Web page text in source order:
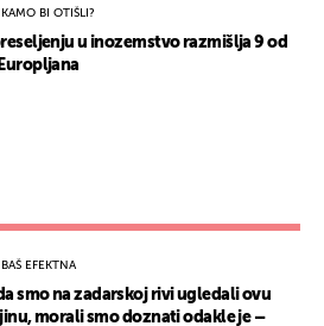
KAMO BI OTIŠLI?
u inozemstvo razmišlja 9 od
BAŠ EFEKTNA
smo na zadarskoj rivi ugledali ovu
morali smo doznati odakle je –